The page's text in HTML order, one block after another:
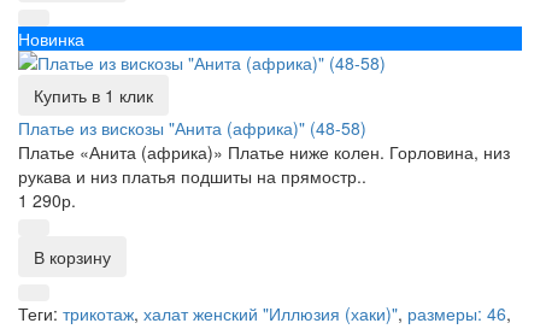
Новинка
Купить в 1 клик
Платье из вискозы "Анита (африка)" (48-58)
Платье «Анита (африка)» Платье ниже колен. Горловина, низ
рукава и низ платья подшиты на прямостр..
1 290р.
В корзину
Теги: трикотаж, халат женский "Иллюзия (хаки)", размеры: 46,